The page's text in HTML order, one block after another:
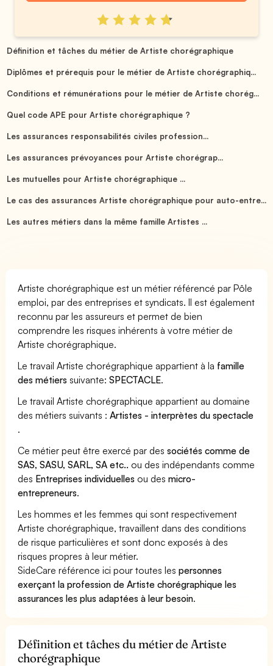
Définition et tâches du métier de Artiste chorégraphique
Diplômes et prérequis pour le métier de Artiste chorégraphiq...
Conditions et rémunérations pour le métier de Artiste chorég...
Quel code APE pour Artiste chorégraphique ?
Les assurances responsabilités civiles profession...
Les assurances prévoyances pour Artiste chorégrap...
Les mutuelles pour Artiste chorégraphique ...
Le cas des assurances Artiste chorégraphique pour auto-entre...
Les autres métiers dans la même famille Artistes ...
Artiste chorégraphique est un métier référencé par Pôle
emploi, par des entreprises et syndicats. Il est également
reconnu par les assureurs et permet de bien
comprendre les risques inhérents à votre métier de
Artiste chorégraphique.
Le travail Artiste chorégraphique appartient à la famille
des métiers suivante:SPECTACLE.
Le travail Artiste chorégraphique appartient au domaine
des métiers suivants :Artistes - interprètes du spectacle
.
Ce métier peut être exercé par dessociétés comme de
SAS, SASU, SARL, SA etc.. ou des indépendants comme
des Entreprises individuelles ou desmicro-
entrepreneurs.
Les hommes et les femmes qui sont respectivement
Artiste chorégraphique, travaillent dans des conditions
de risque particulières et sont donc exposés à des
risques propres à leur métier.
SideCare référence ici pour toutes lespersonnes
exerçant la profession de Artiste chorégraphique les
assurances les plus adaptées à leur besoin.
Définition et tâches du métier de Artiste
chorégraphique